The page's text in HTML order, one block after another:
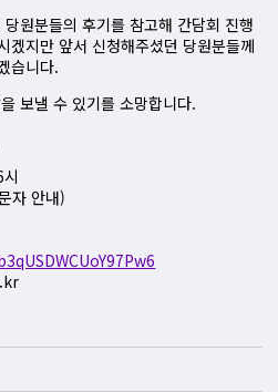
원분들의 후기를 참고해 간담회 진행
겠지만 앞서 신청해주셨던 당원분들께
습니다.
보낼 수 있기를 소망합니다.
자 안내)